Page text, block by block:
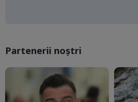
Partenerii noștri